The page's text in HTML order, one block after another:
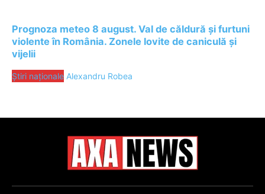
Prognoza meteo 8 august. Val de căldură și furtuni
violente în România. Zonele lovite de caniculă și
vijelii
Știri naționale Alexandru Robea